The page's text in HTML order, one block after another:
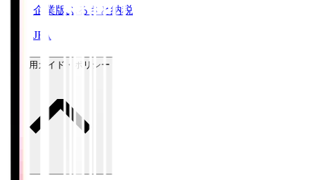
企業版ふるさと納税
JFA
ご利用ガイド・ポリシー